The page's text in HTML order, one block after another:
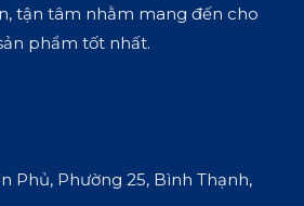
tận tâm nhằm mang đến cho
phẩm tốt nhất.
Phủ, Phường 25, Bình Thạnh,